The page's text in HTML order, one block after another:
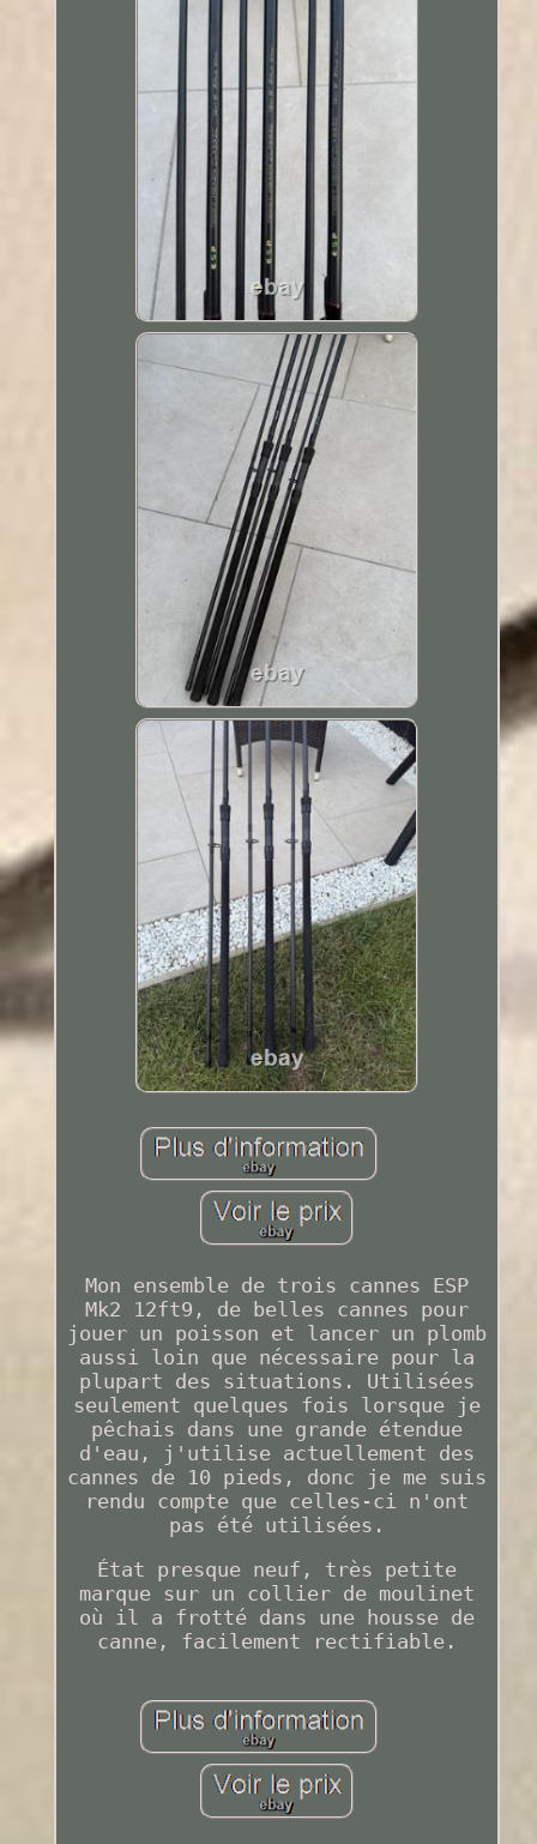
Mon ensemble de trois cannes ESP
Mk2 12ft9, de belles cannes pour
jouer un poisson et lancer un plomb
aussi loin que nécessaire pour la
plupart des situations. Utilisées
seulement quelques fois lorsque je
pêchais dans une grande étendue
d'eau, j'utilise actuellement des
cannes de 10 pieds, donc je me suis
rendu compte que celles-ci n'ont
pas été utilisées.
État presque neuf, très petite
marque sur un collier de moulinet
où il a frotté dans une housse de
canne, facilement rectifiable.